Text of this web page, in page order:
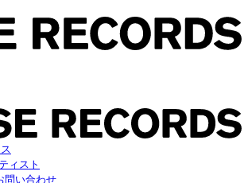
ィスト
問い合わせ